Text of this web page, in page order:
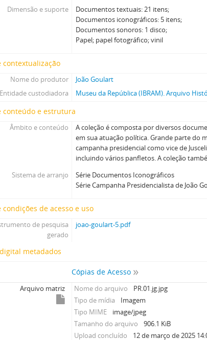
Dimensão e suporte
Documentos textuais: 21 itens;
Documentos iconográficos: 5 itens;
Documentos sonoros: 1 disco;
Papel; papel fotográfico; vinil
contextualização
Nome do produtor
João Goulart
Entidade custodiadora
Museu da República (IBRAM). Arquivo
conteúdo e estrutura
Âmbito e conteúdo
A coleção é composta por diversos
em sua atuação política. Grande parte do
campanha presidencial como vice de
incluindo vários panfletos. A coleção
Sistema de arranjo
Série Documentos Iconográficos
Série Campanha Presidencialista de João
condições de acesso e uso
de pesquisa
gerado
joao-goulart-5.pdf
metadados
Cópias de Acesso
Arquivo matriz Nome do arquivo
PR.01.jg.jpg
Tipo de mídia
Imagem
Tipo MIME
image/jpeg
Tamanho do arquivo
906.1 KiB
Upload concluído
12 de março de 2025